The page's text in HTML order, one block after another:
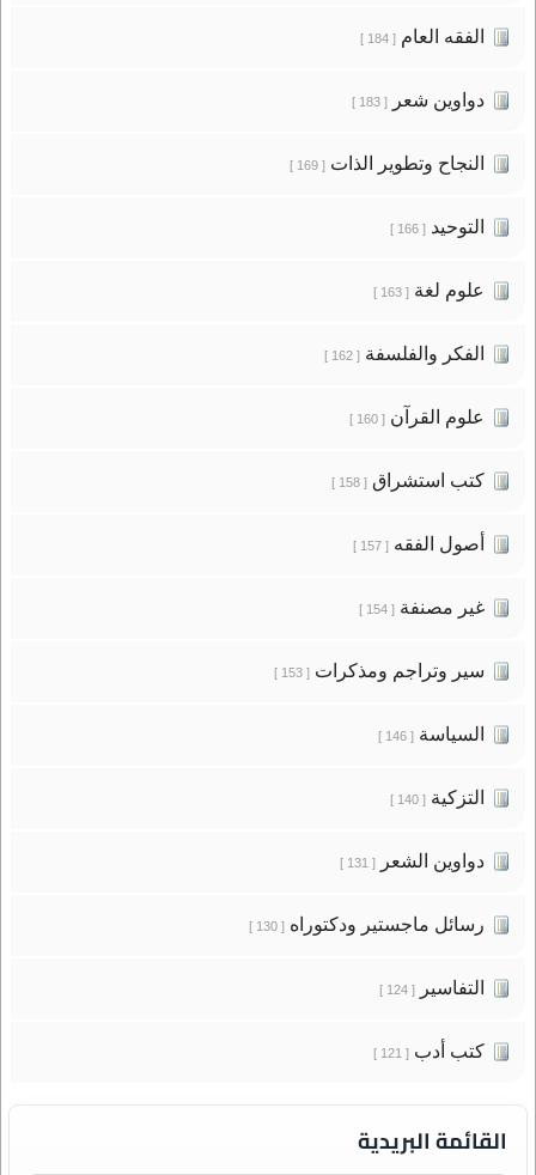
الفقه العام[ 184 ]
دواوين شعر[ 183 ]
النجاح وتطوير الذات[ 169 ]
التوحيد[ 166 ]
علوم لغة[ 163 ]
الفكر والفلسفة[ 162 ]
علوم القرآن[ 160 ]
كتب استشراق[ 158 ]
أصول الفقه[ 157 ]
غير مصنفة[ 154 ]
سير وتراجم ومذكرات[ 153 ]
السياسة[ 146 ]
التزكية[ 140 ]
دواوين الشعر[ 131 ]
رسائل ماجستير ودكتوراه[ 130 ]
التفاسير[ 124 ]
كتب أدب[ 121 ]
القائمة البريدية